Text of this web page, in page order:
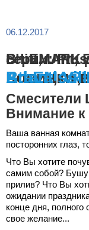
06.12.2017
В LEMARK добавлены новинки в серии: Plus
В
добавлены
Atlantiss,
Brava,
Смесители
Внимание к
Ваша ванная
посторонних глаз,
Что Вы хотите
самим собой?
прилив? Что Вы
ожидании
конце дня,
свое желание...